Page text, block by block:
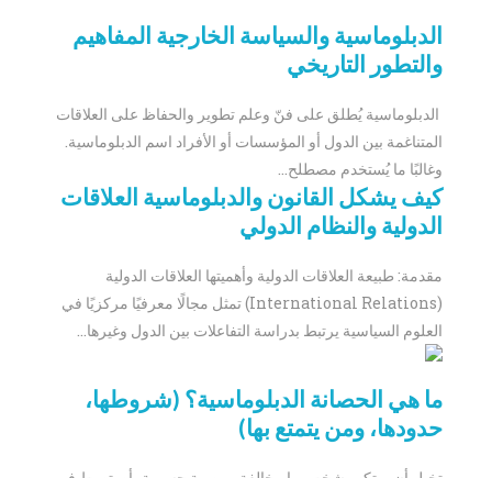
الدبلوماسية والسياسة الخارجية المفاهيم
والتطور التاريخي
الدبلوماسية يُطلق على فنّ وعلم تطوير والحفاظ على العلاقات
المتناغمة بين الدول أو المؤسسات أو الأفراد اسم الدبلوماسية.
وغالبًا ما يُستخدم مصطلح...
كيف يشكل القانون والدبلوماسية العلاقات
الدولية والنظام الدولي
مقدمة: طبيعة العلاقات الدولية وأهميتها العلاقات الدولية
(International Relations) تمثل مجالًا معرفيًا مركزيًا في
العلوم السياسية يرتبط بدراسة التفاعلات بين الدول وغيرها...
ما هي الحصانة الدبلوماسية؟ (شروطها،
حدودها، ومن يتمتع بها)